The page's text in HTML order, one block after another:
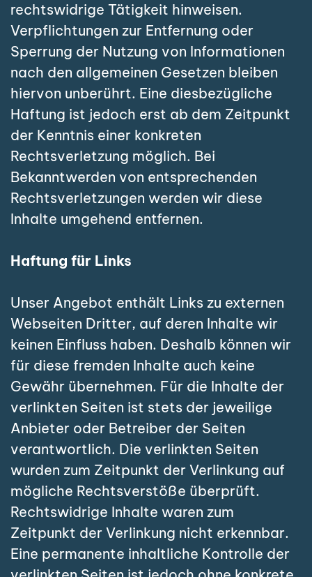
rechtswidrige Tätigkeit hinweisen.
Verpflichtungen zur Entfernung oder
Sperrung der Nutzung von Informationen
nach den allgemeinen Gesetzen bleiben
hiervon unberührt. Eine diesbezügliche
Haftung ist jedoch erst ab dem Zeitpunkt
der Kenntnis einer konkreten
Rechtsverletzung möglich. Bei
Bekanntwerden von entsprechenden
Rechtsverletzungen werden wir diese
Inhalte umgehend entfernen.
Haftung für Links
Unser Angebot enthält Links zu externen
Webseiten Dritter, auf deren Inhalte wir
keinen Einfluss haben. Deshalb können wir
für diese fremden Inhalte auch keine
Gewähr übernehmen. Für die Inhalte der
verlinkten Seiten ist stets der jeweilige
Anbieter oder Betreiber der Seiten
verantwortlich. Die verlinkten Seiten
wurden zum Zeitpunkt der Verlinkung auf
mögliche Rechtsverstöße überprüft.
Rechtswidrige Inhalte waren zum
Zeitpunkt der Verlinkung nicht erkennbar.
Eine permanente inhaltliche Kontrolle der